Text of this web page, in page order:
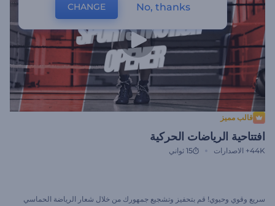
قالب مميز
افتتاحية الرياضات الحركية
44K+ الاصدارات 15 ثواني
سريع وقوي وحيوي! قم بتحفيز وتشجيع جمهورك من خلال شعار الرياضة الحماسي
CHANGE No, thanks